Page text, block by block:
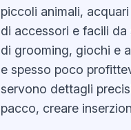
piccoli animali,
di accessori e facili
di grooming, giochi e
e spesso poco
servono dettagli
pacco, creare